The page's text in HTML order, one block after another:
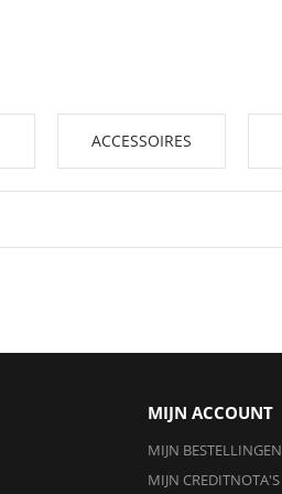
ACCESSOIRES
MIJN ACCOUNT
MIJN BESTELLINGEN
MIJN CREDITNOTA'S